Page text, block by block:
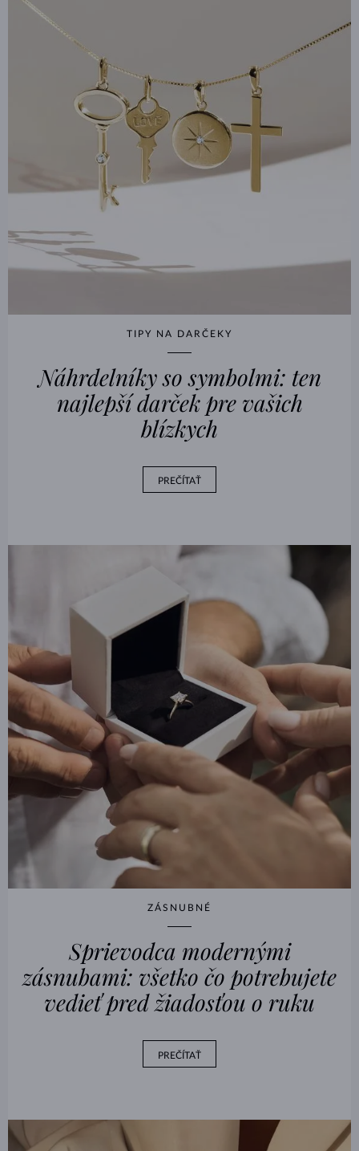
TIPY NA DARČEKY
Náhrdelníky so symbolmi: ten
najlepší darček pre vašich
blízkych
PREČÍTAŤ
ZÁSNUBNÉ
Sprievodca modernými
zásnubami: všetko čo potrebujete
vedieť pred žiadosťou o ruku
PREČÍTAŤ